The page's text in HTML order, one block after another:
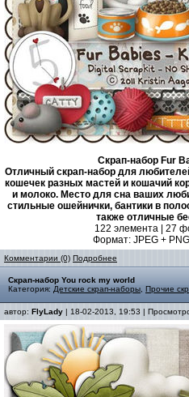
Скрап-набор Fur
Отличный скрап-набор для
кошечек разных мастей и кошачий
и молоко. Место для сна ваших
стильные ошейнички, бантики в
также отличные
122 элемента | 27
Формат: JPEG +
Комментарии (0) Подробнее
Скрап-набор You rock my world
Категория: Детские скрап-наборы Прочие
автор: FlyLady | 18-02-2013, 19:53 |